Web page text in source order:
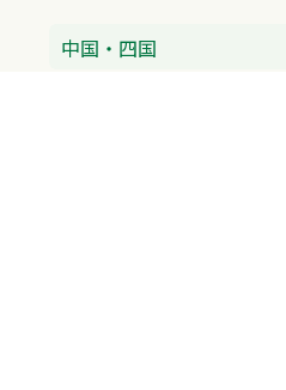
中国・四国